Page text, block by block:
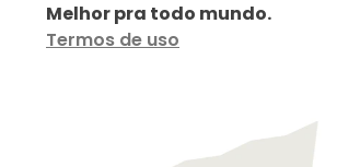
Melhor pra todo mundo.
Termos de uso